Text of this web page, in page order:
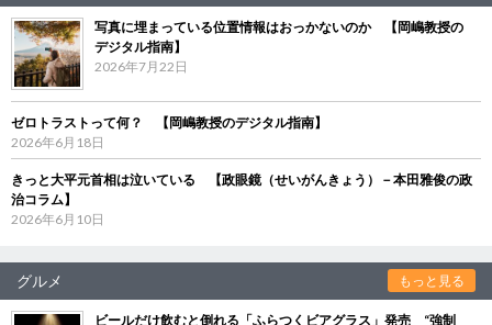
写真に埋まっている位置情報はおっかないのか 【岡嶋教授の
デジタル指南】
2026年7月22日
ゼロトラストって何？ 【岡嶋教授のデジタル指南】
2026年6月18日
きっと大平元首相は泣いている 【政眼鏡（せいがんきょう）－本田雅俊の政
治コラム】
2026年6月10日
グルメ もっと見る
ビールだけ飲むと倒れる「ふらつくビアグラス」発売 “強制